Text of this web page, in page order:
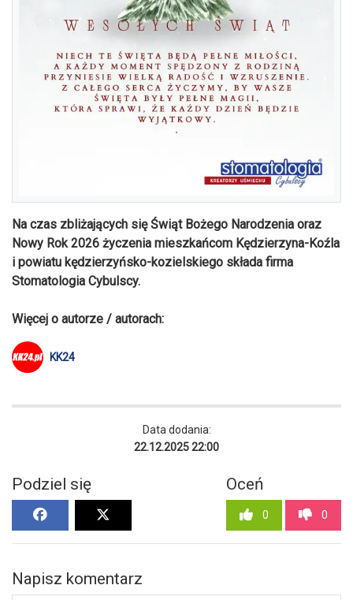
Na czas zbliżających się Świąt Bożego Narodzenia oraz
Nowy Rok 2026 życzenia mieszkańcom Kędzierzyna-Koźla
i powiatu kędzierzyńsko-kozielskiego składa firma
Stomatologia Cybulscy.
Więcej o autorze / autorach:
KK24
Data dodania:
22.12.2025 22:00
Podziel się Oceń
0 0
Napisz komentarz